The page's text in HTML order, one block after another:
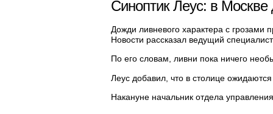
Синоптик Леус: в
Дожди ливневого характера с
Новости рассказал ведущий
По его словам, ливни пока ничего
Леус добавил, что в столице
Накануне начальник отдела